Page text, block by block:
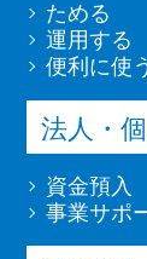
ためる
運用する
便利に使
法人・
資金預入
事業サポ